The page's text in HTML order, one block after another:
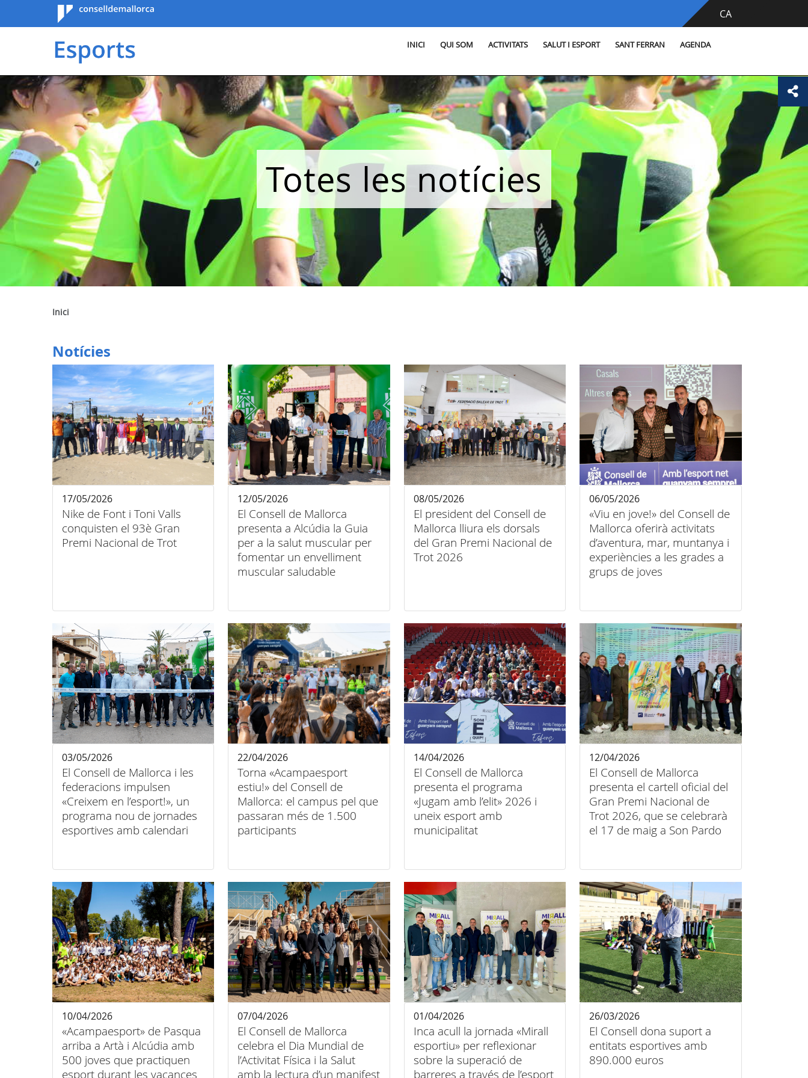
Consell de
Mallorca
CA
INICI QUI SOM ACTIVITATS SALUT I ESPORT SANT FERRAN AGENDA
Totes les notícies
Inici
Notícies
Nike de Font i Toni Valls
conquisten el 93è Gran
Premi Nacional de Trot
17/05/2026
El Consell de Mallorca
presenta a Alcúdia la Guia
per a la salut muscular per
fomentar un envelliment
muscular saludable
12/05/2026
El president del Consell de
Mallorca lliura els dorsals
del Gran Premi Nacional de
Trot 2026
08/05/2026
«Viu en jove!» del Consell de
Mallorca oferirà activitats
d’aventura, mar, muntanya i
experiències a les grades a
grups de joves
06/05/2026
El Consell de Mallorca i les
federacions impulsen
«Creixem en l’esport!», un
programa nou de jornades
esportives amb calendari
03/05/2026
Torna «Acampaesport
estiu!» del Consell de
Mallorca: el campus pel que
passaran més de 1.500
participants
22/04/2026
El Consell de Mallorca
presenta el programa
«Jugam amb l’elit» 2026 i
uneix esport amb
municipalitat
14/04/2026
El Consell de Mallorca
presenta el cartell oficial del
Gran Premi Nacional de
Trot 2026, que se celebrarà
el 17 de maig a Son Pardo
12/04/2026
«Acampaesport» de Pasqua
arriba a Artà i Alcúdia amb
500 joves que practiquen
esport durant les vacances
10/04/2026
El Consell de Mallorca
celebra el Dia Mundial de
l’Activitat Física i la Salut
amb la lectura d’un manifest
07/04/2026
Inca acull la jornada «Mirall
esportiu» per reflexionar
sobre la superació de
barreres a través de l’esport
01/04/2026
El Consell dona suport a
entitats esportives amb
890.000 euros
26/03/2026